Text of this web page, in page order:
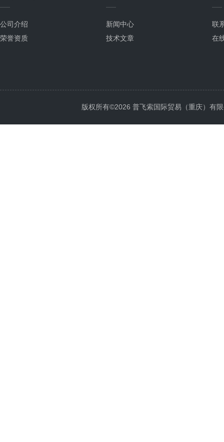
公司介绍
荣誉资质
新闻中心
技术文章
联
在
版权所有©2026 普飞索国际贸易（重庆）有